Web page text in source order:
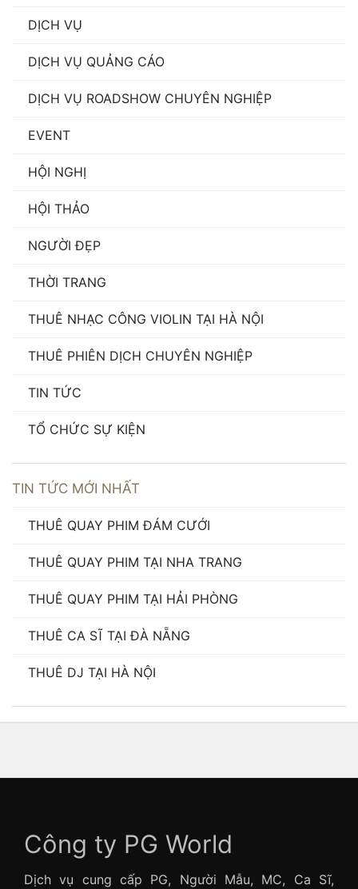
DỊCH VỤ
DỊCH VỤ QUẢNG CÁO
DỊCH VỤ ROADSHOW CHUYÊN NGHIỆP
EVENT
HỘI NGHỊ
HỘI THẢO
NGƯỜI ĐẸP
THỜI TRANG
THUÊ NHẠC CÔNG VIOLIN TẠI HÀ NỘI
THUÊ PHIÊN DỊCH CHUYÊN NGHIỆP
TIN TỨC
TỔ CHỨC SỰ KIỆN
TIN TỨC MỚI NHẤT
THUÊ QUAY PHIM ĐÁM CƯỚI
THUÊ QUAY PHIM TẠI NHA TRANG
THUÊ QUAY PHIM TẠI HẢI PHÒNG
THUÊ CA SĨ TẠI ĐÀ NẴNG
THUÊ DJ TẠI HÀ NỘI
Công ty PG World
Dịch vụ cung cấp PG, Người Mẫu, MC, Ca Sĩ,